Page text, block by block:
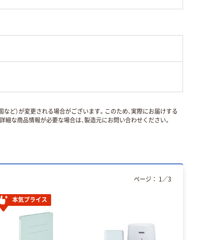
など）が変更される場合がございます。このため、実際にお届けする
な商品情報が必要な場合は、製造元にお問い合わせください。
本気プライス
ページ： 1 ／3